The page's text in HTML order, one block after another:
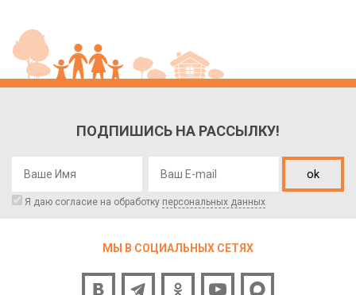
ПОДПИШИСЬ НА РАССЫЛКУ!
ok
Я даю согласие на обработку персональных данных
МЫ В СОЦИАЛЬНЫХ СЕТЯХ